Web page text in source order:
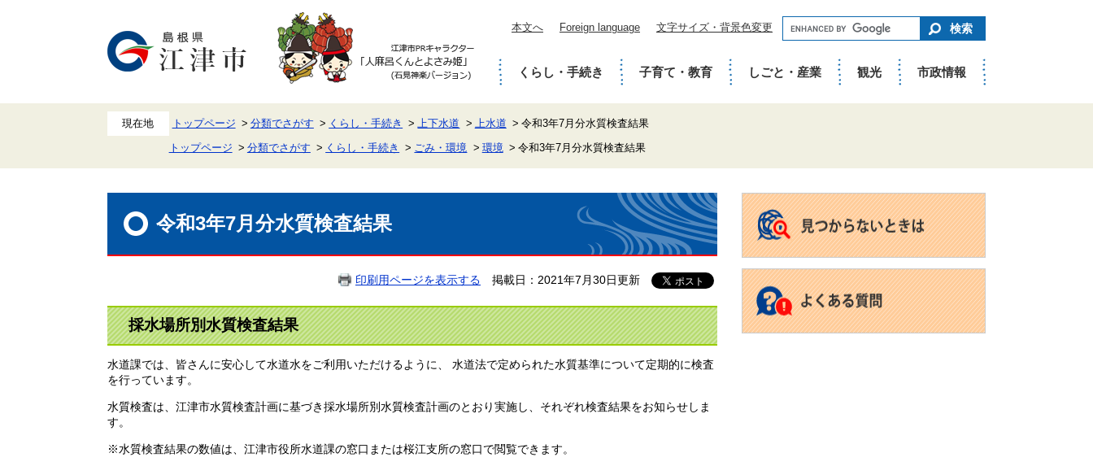
本文へ Foreign language 文字サイズ・背景色変更
ー
ワ
ド
で
が
くらし・手続き 子育て・教育 しごと・産業 観光 市政情報
トップページ 分類でさがす くらし・手続き 上下水道 上水道 令和3年7月分水質検査結果
トップページ 分類でさがす くらし・手続き ごみ・環境 環境 令和3年7月分水質検査結果
令和3年7月分水質検査結果
印刷用ページを表示する 掲載日：2021年7月30日更新
採水場所別水質検査結果
水道課では、皆さんに安心して水道水をご利用いただけるように、 水道法で定められた水質基準について定期的に検査
を行っています。
水質検査は、江津市水質検査計画に基づき採水場所別水質検査計画のとおり実施し、それぞれ検査結果をお知らせしま
す。
※水質検査結果の数値は、江津市役所水道課の窓口または桜江支所の窓口で閲覧できます。